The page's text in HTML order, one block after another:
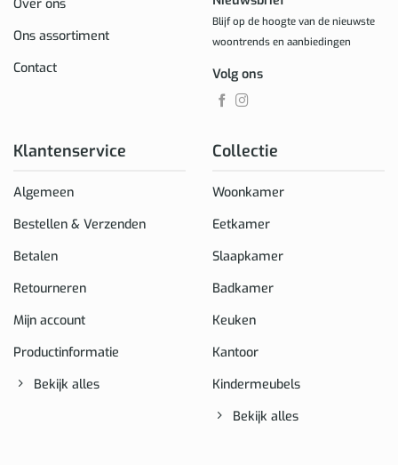
Over ons
Ons assortiment
Contact
Klantenservice
Algemeen
Bestellen & Verzenden
Betalen
Retourneren
Mijn account
Productinformatie
Bekijk alles
Collectie
Woonkamer
Eetkamer
Slaapkamer
Badkamer
Keuken
Kantoor
Kindermeubels
Bekijk alles
Blijf op de hoogte van de nieuwste
woontrends en aanbiedingen
Volg ons